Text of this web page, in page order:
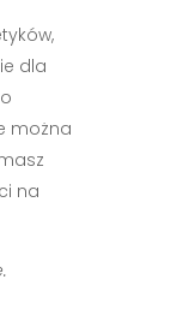
dla
można
na